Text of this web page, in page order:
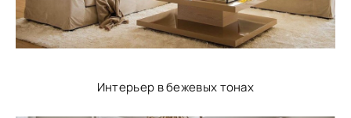
Интерьер в бежевых тонах